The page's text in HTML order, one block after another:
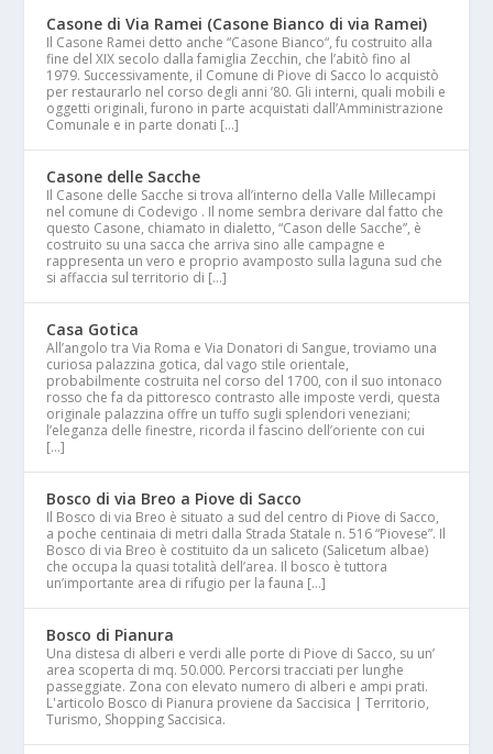
Casone di Via Ramei (Casone Bianco di via Ramei)
Il Casone Ramei detto anche “Casone Bianco“, fu costruito alla
fine del XIX secolo dalla famiglia Zecchin, che l’abitò fino al
1979. Successivamente, il Comune di Piove di Sacco lo acquistò
per restaurarlo nel corso degli anni ’80. Gli interni, quali mobili e
oggetti originali, furono in parte acquistati dall’Amministrazione
Comunale e in parte donati […]
Casone delle Sacche
Il Casone delle Sacche si trova all’interno della Valle Millecampi
nel comune di Codevigo . Il nome sembra derivare dal fatto che
questo Casone, chiamato in dialetto, “Cason delle Sacche”, è
costruito su una sacca che arriva sino alle campagne e
rappresenta un vero e proprio avamposto sulla laguna sud che
si affaccia sul territorio di […]
Casa Gotica
All’angolo tra Via Roma e Via Donatori di Sangue, troviamo una
curiosa palazzina gotica, dal vago stile orientale,
probabilmente costruita nel corso del 1700, con il suo intonaco
rosso che fa da pittoresco contrasto alle imposte verdi, questa
originale palazzina offre un tuffo sugli splendori veneziani;
l’eleganza delle finestre, ricorda il fascino dell’oriente con cui
[…]
Bosco di via Breo a Piove di Sacco
Il Bosco di via Breo è situato a sud del centro di Piove di Sacco,
a poche centinaia di metri dalla Strada Statale n. 516 “Piovese”. Il
Bosco di via Breo è costituito da un saliceto (Salicetum albae)
che occupa la quasi totalità dell’area. Il bosco è tuttora
un’importante area di rifugio per la fauna […]
Bosco di Pianura
Una distesa di alberi e verdi alle porte di Piove di Sacco, su un’
area scoperta di mq. 50.000. Percorsi tracciati per lunghe
passeggiate. Zona con elevato numero di alberi e ampi prati.
L'articolo Bosco di Pianura proviene da Saccisica | Territorio,
Turismo, Shopping Saccisica.